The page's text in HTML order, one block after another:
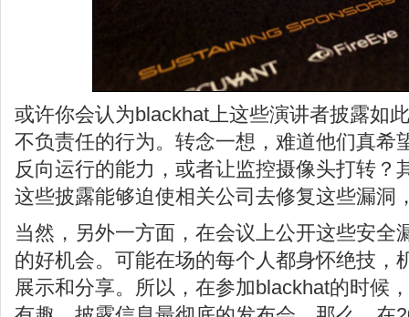
或许你会认为blackhat上这些演讲者披露如
不负责任的行为。转念一想，难道他们真希
反向运行的能力，或者让监控摄像头打转？
这些披露能够迫使相关公司去修复这些漏洞
当然，另外一方面，在会议上公开这些安全
的好机会。可能在场的每个人都身怀绝技，
展示和分享。所以，在参加blackhat的时候